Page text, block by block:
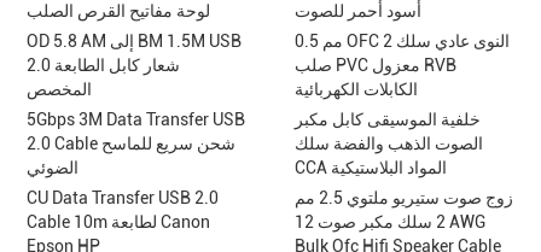
لوحة مفاتيح القرص الصلب
OD 5.8 AM إلى BM 1.5M USB
2.0 شعار كابل الطابعة
المخصص
5Gbps 3M Data Transfer USB
2.0 Cable شحن سريع للماسح
الضوئي
CU Data Transfer USB 2.0
Cable 10m لطابعة Canon
Epson HP
أسود أحمر للصوت
0.5 مم OFC 2 النوى عادي سلك
صلب PVC معزول RVB
الكابلات الكهربائية
خلفية الموسيقى كابل مكبر
الصوت الذهب والفضة سلك
CCA المواد البلاستيكية
زوج صوت ستيريو ملتوي 2.5 مم
2 سلك مكبر صوت 12 AWG
Bulk Ofc Hifi Speaker Cable